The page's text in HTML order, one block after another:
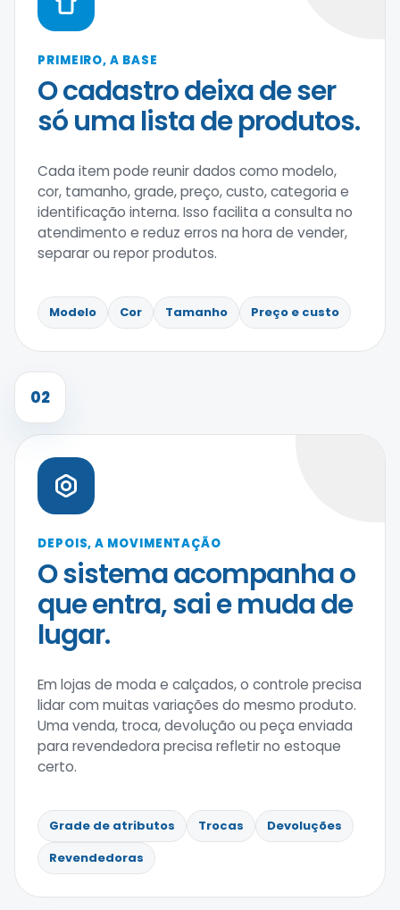
PRIMEIRO, A BASE
O cadastro deixa de ser
só uma lista de produtos.
Cada item pode reunir dados como modelo,
cor, tamanho, grade, preço, custo, categoria e
identificação interna. Isso facilita a consulta no
atendimento e reduz erros na hora de vender,
separar ou repor produtos.
Modelo Cor Tamanho Preço e custo
02
DEPOIS, A MOVIMENTAÇÃO
O sistema acompanha o
que entra, sai e muda de
lugar.
Em lojas de moda e calçados, o controle precisa
lidar com muitas variações do mesmo produto.
Uma venda, troca, devolução ou peça enviada
para revendedora precisa refletir no estoque
certo.
Grade de atributos Trocas
Devoluções
Revendedoras